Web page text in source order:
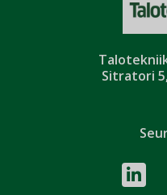
Sitratori